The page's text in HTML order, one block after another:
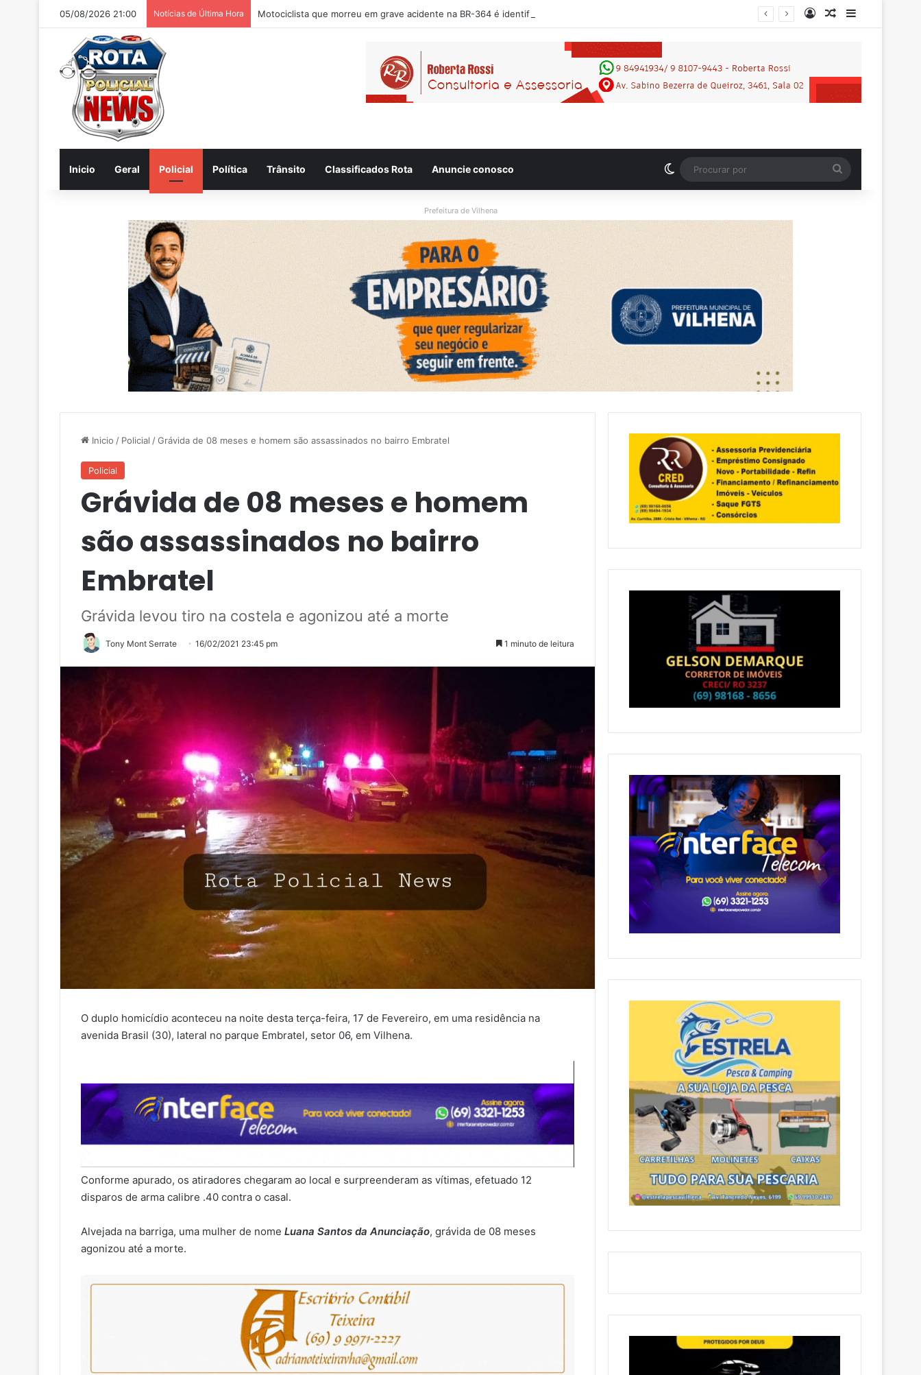
05/08/2026 21:00 Notícias de Última Hora EntrarArtigo aleatório
Inicio Geral Policial Política Trânsito Classificados Rota Anuncie conosco Switch skin
por
Prefeitura de Vilhena
Inicio / Policial /Grávida de 08 meses e homem são assassinados no bairro Embratel
Policial
Grávida de 08 meses e homem
são assassinados no bairro
Embratel
Grávida levou tiro na costela e agonizou até a morte
Tony Mont Serrate 16/02/2021 23:45 pm 1 minuto de leitura
O duplo homicídio aconteceu na noite desta terça-feira, 17 de Fevereiro, em uma residência na
avenida Brasil (30), lateral no parque Embratel, setor 06, em Vilhena.
Conforme apurado, os atiradores chegaram ao local e surpreenderam as vítimas, efetuado 12
disparos de arma calibre .40 contra o casal.
Alvejada na barriga, uma mulher de nome Luana Santos da Anunciação, grávida de 08 meses
agonizou até a morte.